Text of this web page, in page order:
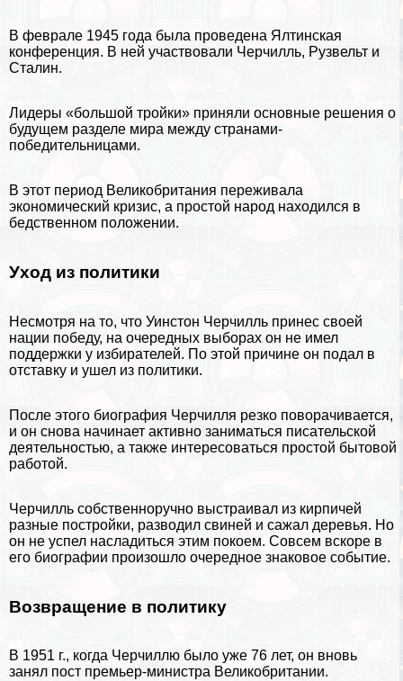
В феврале 1945 года была проведена Ялтинская
конференция. В ней участвовали Черчилль, Рузвельт и
Сталин.
Лидеры «большой тройки» приняли основные решения о
будущем разделе мира между странами-
победительницами.
В этот период Великобритания переживала
экономический кризис, а простой народ находился в
бедственном положении.
Уход из политики
Несмотря на то, что Уинстон Черчилль принес своей
нации победу, на очередных выборах он не имел
поддержки у избирателей. По этой причине он подал в
отставку и ушел из политики.
После этого биография Черчилля резко поворачивается,
и он снова начинает активно заниматься писательской
деятельностью, а также интересоваться простой бытовой
работой.
Черчилль собственноручно выстраивал из кирпичей
разные постройки, разводил свиней и сажал деревья. Но
он не успел насладиться этим покоем. Совсем вскоре в
его биографии произошло очередное знаковое событие.
Возвращение в политику
В 1951 г., когда Черчиллю было уже 76 лет, он вновь
занял пост премьер-министра Великобритании.